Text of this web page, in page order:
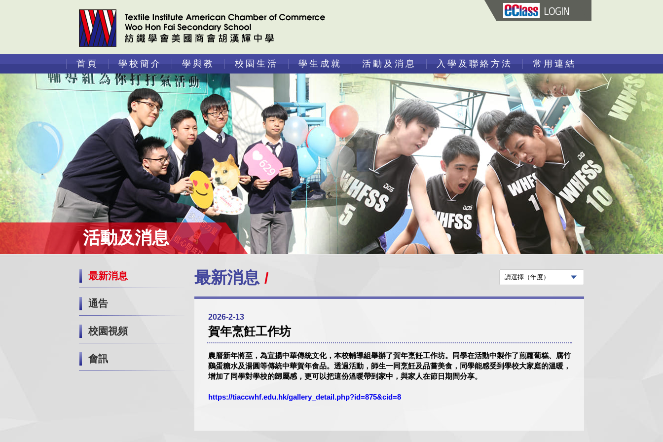
LOGIN
首頁 學校簡介 學與教 校園生活 學生成就 活動及消息 入學及聯絡方法 常用連結
活動及消息
最新消息
通告
校園視頻
會訊
最新消息
2026-2-13
賀年烹飪工作坊
農曆新年將至，為宣揚中華傳統文化，本校輔導組舉辦了賀年烹飪工作坊。同學在活動中製作了煎蘿蔔糕、腐竹
鷄蛋糖水及湯圓等傳統中華賀年食品。透過活動，師生一同烹飪及品嘗美食，同學能感受到學校大家庭的溫暖，
增加了同學對學校的歸屬感，更可以把這份溫暖帶到家中，與家人在節日期間分享。
https://tiaccwhf.edu.hk/gallery_detail.php?id=875&cid=8